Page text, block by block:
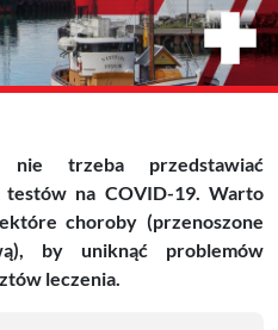
trzeba przedstawiać
na COVID-19. Warto
choroby (przenoszone
by uniknąć problemów
leczenia.